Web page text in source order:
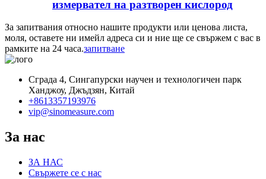
измервател на разтворен кислород
За запитвания относно нашите продукти или ценова листа,
моля, оставете ни имейл адреса си и ние ще се свържем с вас в
рамките на 24 часа.запитване
Сграда 4, Сингапурски научен и технологичен парк
Ханджоу, Джъдзян, Китай
+8613357193976
vip@sinomeasure.com
За нас
ЗА НАС
Свържете се с нас